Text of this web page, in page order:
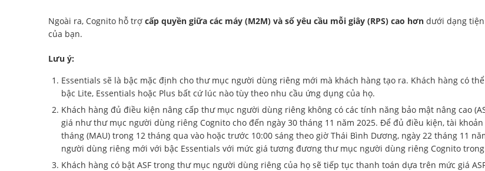
Ngoài ra, Cognito hỗ trợ cấp quyền giữa các máy (M2M) và số yêu cầu mỗi giây (RPS) cao hơn dưới dạng
của bạn.
Lưu ý:
Essentials sẽ là bậc mặc định cho thư mục người dùng riêng mới mà khách hàng tạo ra. Khách hàng có
bậc Lite, Essentials hoặc Plus bất cứ lúc nào tùy theo nhu cầu ứng dụng của họ.
Khách hàng đủ điều kiện nâng cấp thư mục người dùng riêng không có các tính năng bảo mật nâng cao
giá như thư mục người dùng riêng Cognito cho đến ngày 30 tháng 11 năm 2025. Để đủ điều kiện, tài
tháng (MAU) trong 12 tháng qua vào hoặc trước 10:00 sáng theo giờ Thái Bình Dương, ngày 22 tháng 11
người dùng riêng mới với bậc Essentials với mức giá tương đương thư mục người dùng riêng Cognito
Khách hàng có bật ASF trong thư mục người dùng riêng của họ sẽ tiếp tục thanh toán dựa trên mức giá